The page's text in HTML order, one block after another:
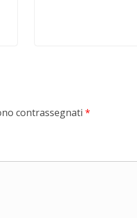
contrassegnati *